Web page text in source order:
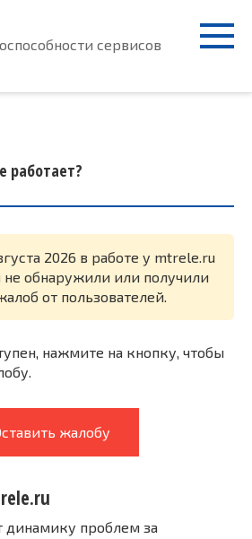
сервисов
работает?
2026 в работе у mtrele.ru
обнаружили или получили
от пользователей.
нажмите на кнопку, чтобы
жалобу
динамику проблем за